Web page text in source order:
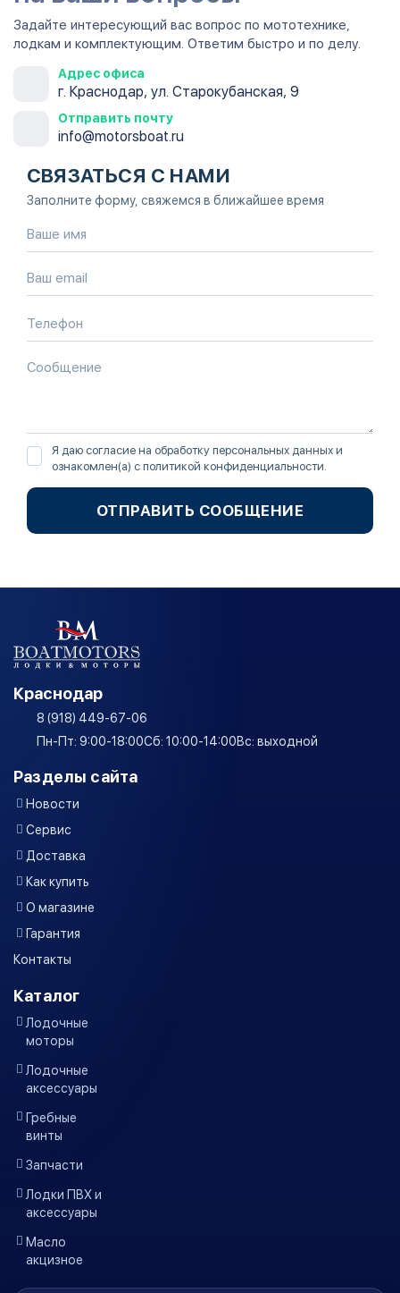
Задайте интересующий вас вопрос по мототехнике,
лодкам и комплектующим. Ответим быстро и по делу.
Адрес офиса
г. Краснодар, ул. Старокубанская, 9
Отправить почту
info@motorsboat.ru
СВЯЗАТЬСЯ С НАМИ
Заполните форму, свяжемся в ближайшее время
Я даю согласие на обработку персональных данных и
ознакомлен(а) с политикой конфиденциальности
ОТПРАВИТЬ СООБЩЕНИЕ
Краснодар
8 (918) 449-67-06
Пн-Пт: 9:00-18:00Сб: 10:00-14:00Вс: выходной
Разделы сайта
Новости
Сервис
Доставка
Как купить
О магазине
Гарантия
Контакты
Каталог
Лодочные
моторы
Лодочные
аксессуары
Гребные
винты
Запчасти
Лодки ПВХ и
аксессуары
Масло
акцизное